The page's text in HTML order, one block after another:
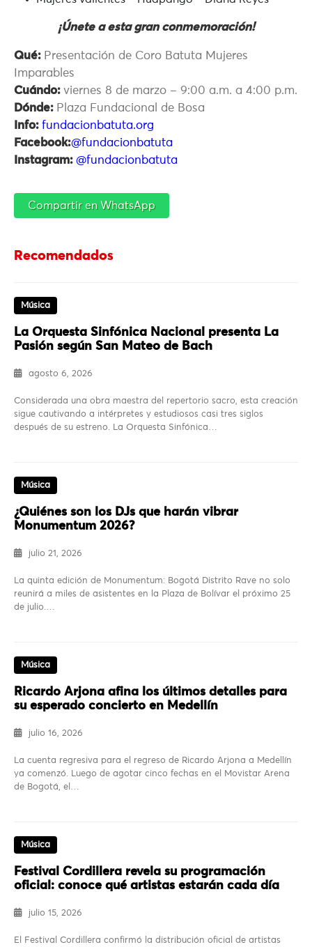
¡Únete a esta gran conmemoración!
Qué: Presentación de Coro Batuta Mujeres
Imparables
Cuándo: viernes 8 de marzo – 9:00 a.m. a 4:00 p.m.
Dónde: Plaza Fundacional de Bosa
Info: fundacionbatuta.org
Facebook:@fundacionbatuta
Instagram: @fundacionbatuta
Compartir en WhatsApp
Recomendados
Música
La Orquesta Sinfónica Nacional presenta La
Pasión según San Mateo de Bach
agosto 6, 2026
Considerada una obra maestra del repertorio sacro, esta creación
sigue cautivando a intérpretes y estudiosos casi tres siglos
después de su estreno. La Orquesta Sinfónica…
Música
¿Quiénes son los DJs que harán vibrar
Monumentum 2026?
julio 21, 2026
La quinta edición de Monumentum: Bogotá Distrito Rave no solo
reunirá a miles de asistentes en la Plaza de Bolívar el próximo 25
de julio.…
Música
Ricardo Arjona afina los últimos detalles para
su esperado concierto en Medellín
julio 16, 2026
La cuenta regresiva para el regreso de Ricardo Arjona a Medellín
ya comenzó. Luego de agotar cinco fechas en el Movistar Arena
de Bogotá, el…
Música
Festival Cordillera revela su programación
oficial: conoce qué artistas estarán cada día
julio 15, 2026
El Festival Cordillera confirmó la distribución oficial de artistas